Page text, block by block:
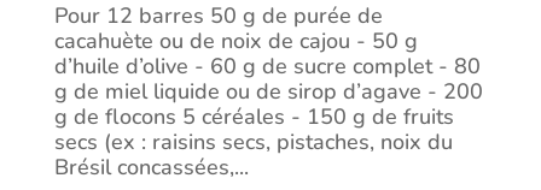
Pour 12 barres 50 g de purée de
cacahuète ou de noix de cajou - 50 g
d’huile d’olive - 60 g de sucre complet - 80
g de miel liquide ou de sirop d’agave - 200
g de flocons 5 céréales - 150 g de fruits
secs (ex : raisins secs, pistaches, noix du
Brésil concassées,...